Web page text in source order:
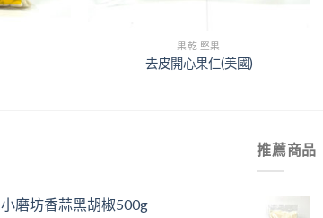
果乾 堅果
去皮開心果仁(美國)
小磨坊香蒜黑胡椒500g
推薦商品